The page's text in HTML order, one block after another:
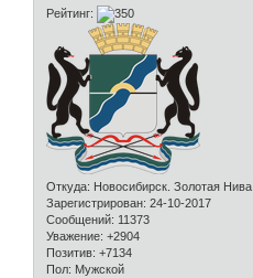
Рейтинг:
Откуда: Новосибирск. Золотая Нива
Зарегистрирован: 24-10-2017
Сообщений: 11373
Уважение: +2904
Позитив: +7134
Пол: Мужской